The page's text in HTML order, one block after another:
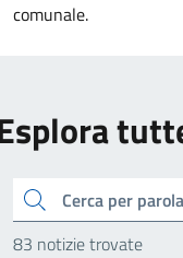
comunale.
Cerca
83 notizie trovate